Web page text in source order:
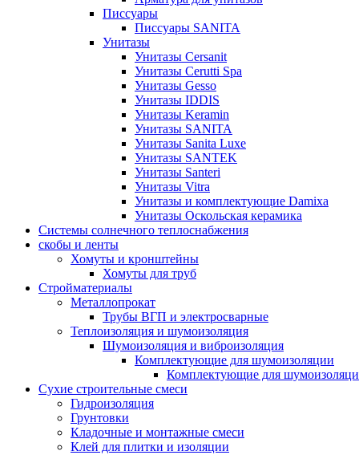
Писсуары
Писсуары SANITA
Унитазы
Унитазы Cersanit
Унитазы Cerutti Spa
Унитазы Gesso
Унитазы IDDIS
Унитазы Keramin
Унитазы SANITA
Унитазы Sanita Luxe
Унитазы SANTEK
Унитазы Santeri
Унитазы Vitra
Унитазы и комплектующие Damixa
Унитазы Оскольская керамика
Системы солнечного теплоснабжения
скобы и ленты
Хомуты и кронштейны
Хомуты для труб
Стройматериалы
Металлопрокат
Трубы ВГП и электросварные
Теплоизоляция и шумоизоляция
Шумоизоляция и виброизоляция
Комплектующие для шумоизоляции
Комплектующие для
Сухие строительные смеси
Гидроизоляция
Грунтовки
Кладочные и монтажные смеси
Клей для плитки и изоляции